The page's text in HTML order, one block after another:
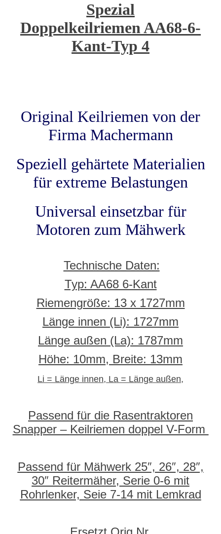
Spezial
Doppelkeilriemen AA68-6-
Kant-Typ 4
Original Keilriemen von der
Firma Machermann
Speziell gehärtete Materialien
für extreme Belastungen
Universal einsetzbar für
Motoren zum Mähwerk
Technische Daten:
Typ: AA68 6-Kant
Riemengröße: 13 x 1727mm
Länge innen (Li): 1727mm
Länge außen (La): 1787mm
Höhe: 10mm, Breite: 13mm
Li = Länge innen, La = Länge außen,
Passend für die Rasentraktoren
Snapper – Keilriemen doppel V-Form
Passend für Mähwerk 25″, 26″, 28″,
30″ Reitermäher, Serie 0-6 mit
Rohrlenker, Seie 7-14 mit Lemkrad